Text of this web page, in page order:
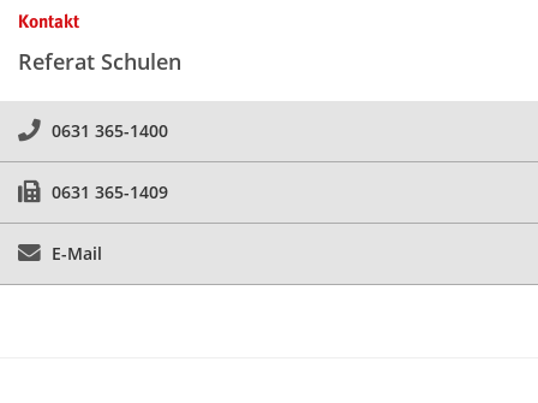
Kontakt
Referat Schulen
0631 365-1400
0631 365-1409
E-Mail